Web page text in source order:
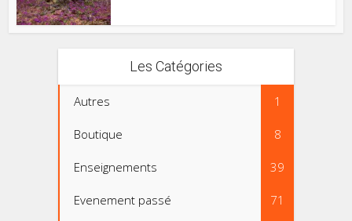
Les Catégories
Autres 1
Boutique 8
Enseignements 39
Evenement passé 71